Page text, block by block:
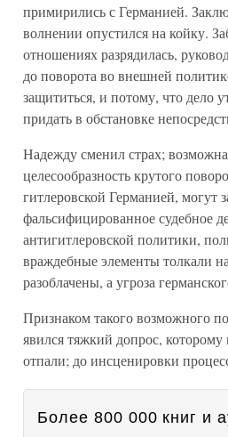
примирились с Германией.
волнении опустился на койку.
отношениях разрядилась,
до поворота во внешней
защититься, и потому, что дело
придать в обстановке
Надежду сменил страх; возможна
целесообразность крутого
гитлеровской Германией, могут
фальсифицированное судебное
антигитлеровской политики,
враждебные элементы толкали
разоблачены, а угроза
Признаком такого возможного
явился тяжкий допрос,
отпали; до инсценировки
Более 800 000 книг и